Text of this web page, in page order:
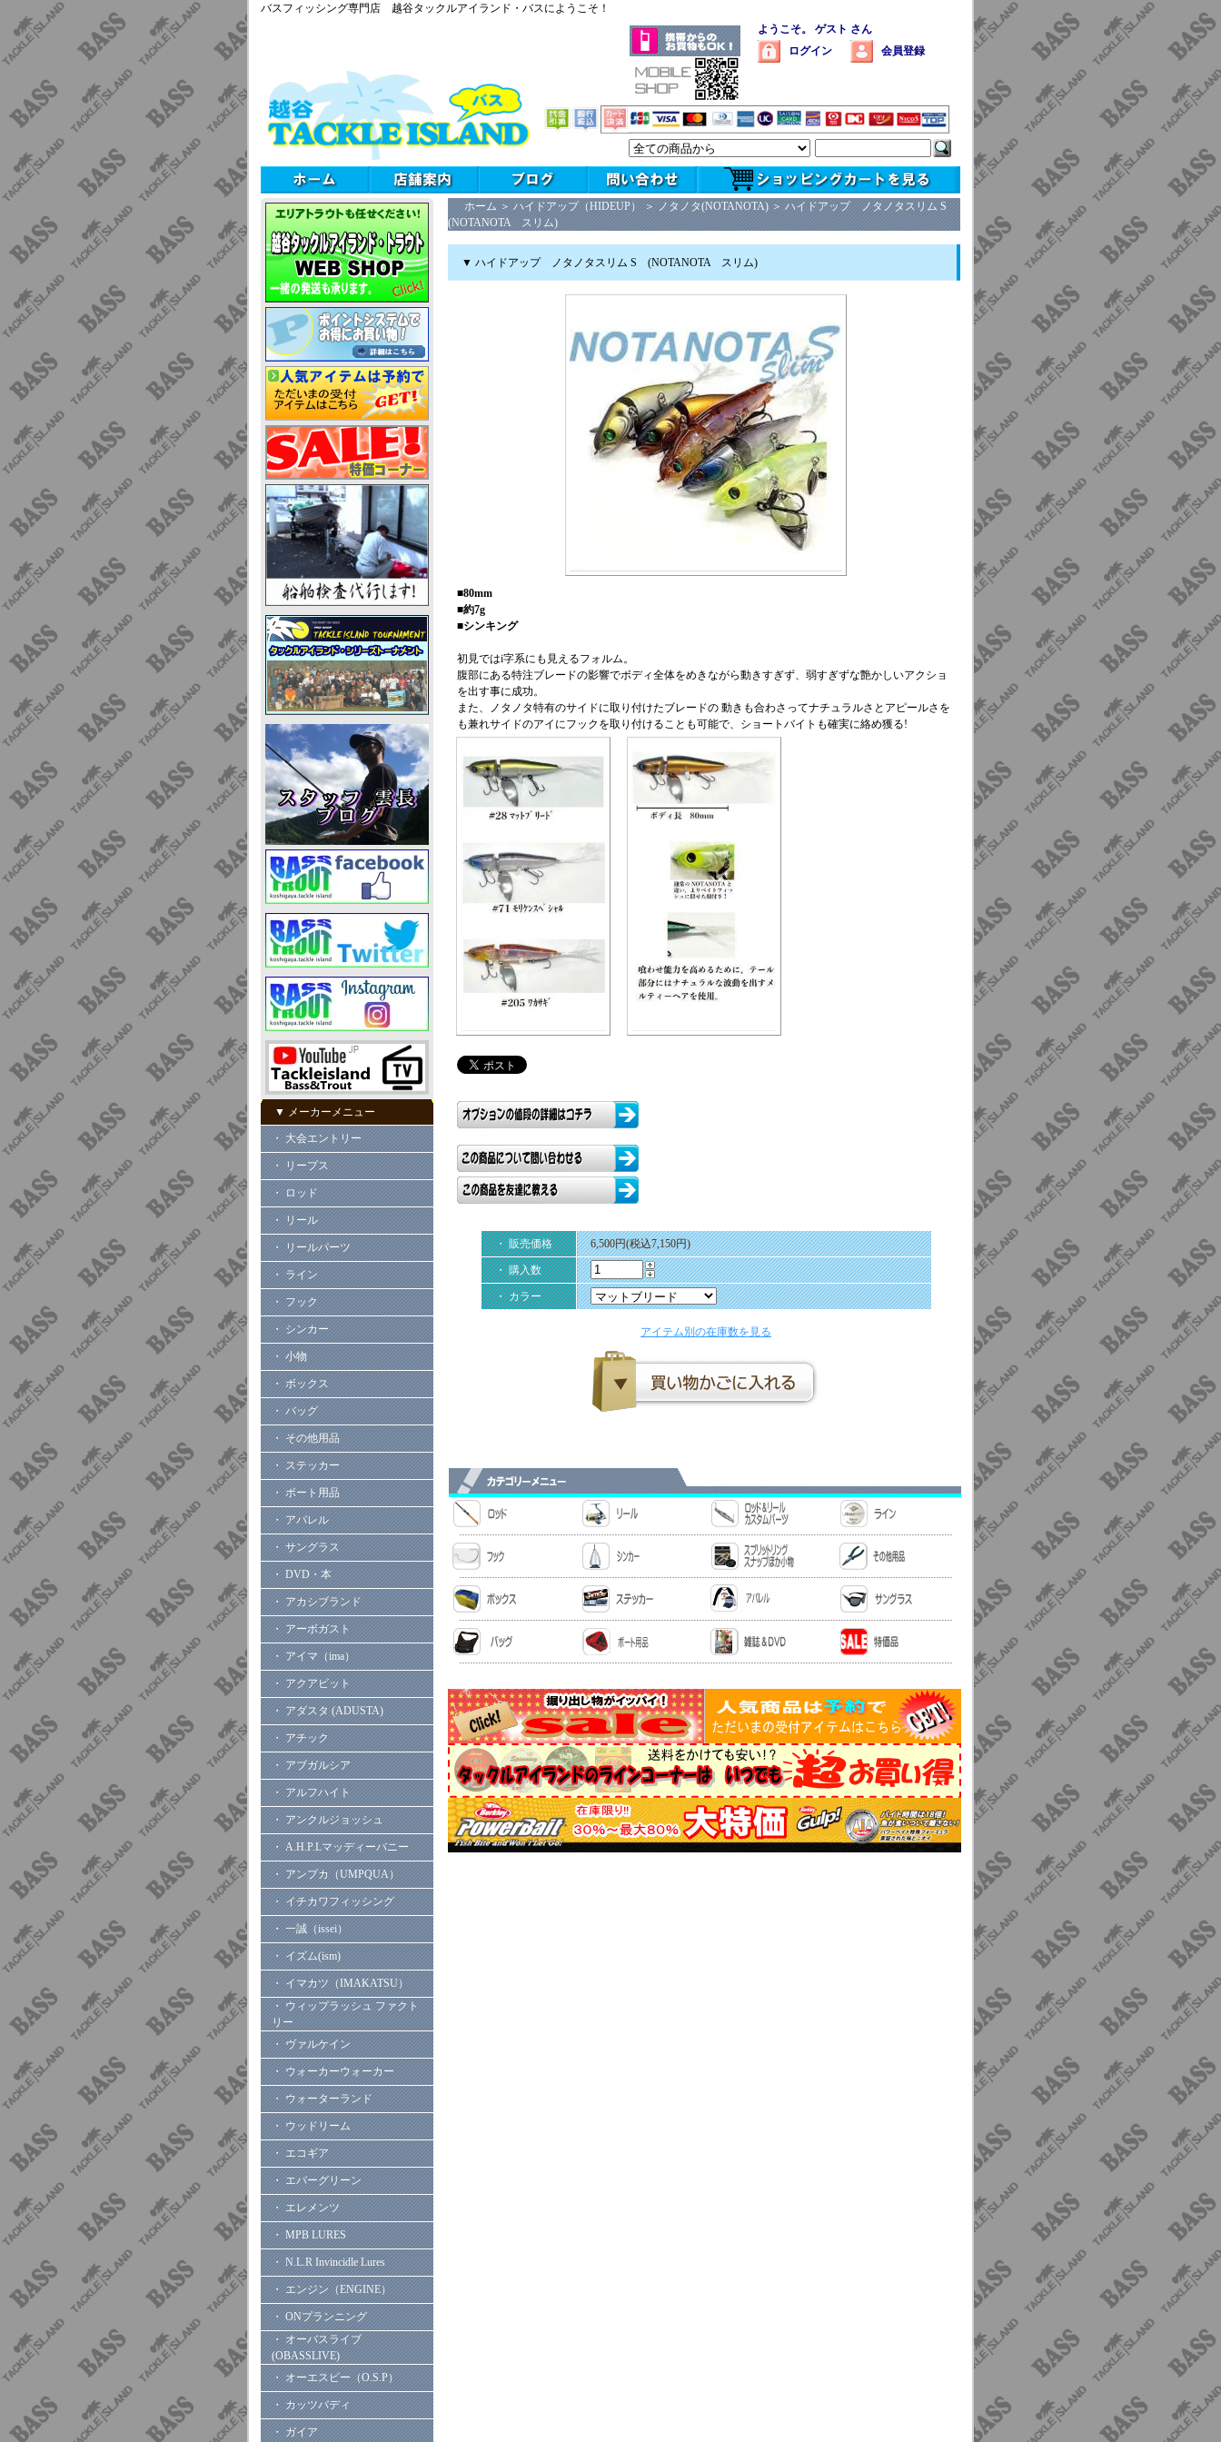
バスフィッシング専門店 越谷タックルアイランド・バスにようこそ！
ようこそ。 ゲスト さん
ログイン
会員登録
▼ メーカーメニュー
・ 大会エントリー
・ リープス
・ ロッド
・ リール
・ リールパーツ
・ ライン
・ フック
・ シンカー
・ 小物
・ ボックス
・ バッグ
・ その他用品
・ ステッカー
・ ボート用品
・ アパレル
・ サングラス
・ DVD・本
・ アカシブランド
・ アーボガスト
・ アイマ（ima）
・ アクアビット
・ アダスタ (ADUSTA)
・ アチック
・ アブガルシア
・ アルフハイト
・ アンクルジョッシュ
・ A.H.P.Lマッディーバニー
・ アンプカ（UMPQUA）
・ イチカワフィッシング
・ 一誠（issei）
・ イズム(ism)
・ イマカツ（IMAKATSU）
・ ウィップラッシュ ファクト
リー
・ ヴァルケイン
・ ウォーカーウォーカー
・ ウォーターランド
・ ウッドリーム
・ エコギア
・ エバーグリーン
・ エレメンツ
・ MPB LURES
・ N.L.R Invincidle Lures
・ エンジン（ENGINE）
・ ONプランニング
・ オーバスライブ
(OBASSLIVE)
・ オーエスピー（O.S.P）
・ カッツバディ
・ ガイア
ホーム ＞ ハイドアップ（HIDEUP） ＞ ノタノタ(NOTANOTA) ＞ ハイドアップ ノタノタスリム S
(NOTANOTA スリム)
▼ ハイドアップ ノタノタスリム S (NOTANOTA スリム)
■80mm
■約7g
■シンキング
初見ではi字系にも見えるフォルム。
腹部にある特注ブレードの影響でボディ全体をめきながら動きすぎず、弱すぎずな艶かしいアクショ
を出す事に成功。
また、ノタノタ特有のサイドに取り付けたブレードの 動きも合わさってナチュラルさとアピールさを
も兼れサイドのアイにフックを取り付けることも可能で、ショートバイトも確実に絡め獲る!
・ 販売価格 6,500円(税込7,150円)
・ 購入数
・ カラー
アイテム別の在庫数を見る